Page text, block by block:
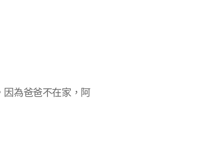
為爸爸不在家，阿